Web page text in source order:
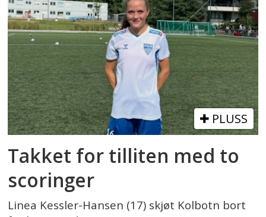
PLUSS
Takket for tilliten med to
scoringer
Linea Kessler-Hansen (17) skjøt Kolbotn bort